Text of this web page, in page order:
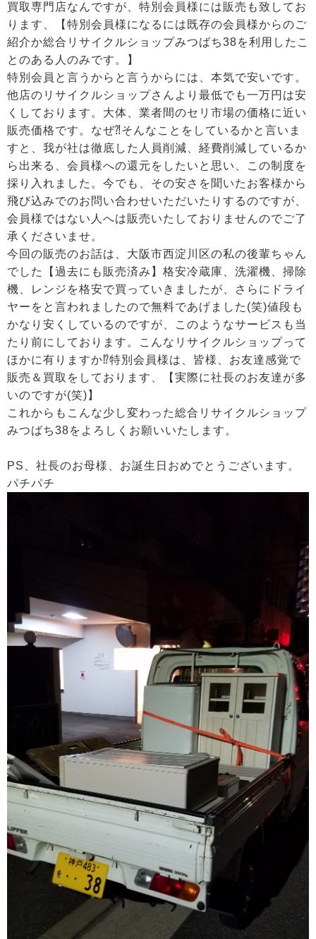
買取専門店なんですが、特別会員様には販売も致してお
ります、【特別会員様になるには既存の会員様からのご
紹介か総合リサイクルショップみつばち38を利用したこ
とのある人のみです。】
特別会員と言うからと言うからには、本気で安いです。
他店のリサイクルショップさんより最低でも一万円は安
くしております。大体、業者間のセリ市場の価格に近い
販売価格です。なぜ⁈そんなことをしているかと言いま
すと、我が社は徹底した人員削減、経費削減しているか
ら出来る、会員様への還元をしたいと思い、この制度を
採り入れました。今でも、その安さを聞いたお客様から
飛び込みでのお問い合わせいただいたりするのですが、
会員様ではない人へは販売いたしておりませんのでご了
承くださいませ。
今回の販売のお話は、大阪市西淀川区の私の後輩ちゃん
でした【過去にも販売済み】格安冷蔵庫、洗濯機、掃除
機、レンジを格安で買っていきましたが、さらにドライ
ヤーをと言われましたので無料であげました(笑)値段も
かなり安くしているのですが、このようなサービスも当
たり前にしております。こんなリサイクルショップって
ほかに有りますか⁉特別会員様は、皆様、お友達感覚で
販売＆買取をしております、【実際に社長のお友達が多
いのですが(笑)】
これからもこんな少し変わった総合リサイクルショップ
みつばち38をよろしくお願いいたします。
PS、社長のお母様、お誕生日おめでとうございます。
パチパチ